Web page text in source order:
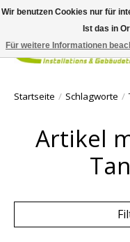
Startseite / Schlagworte /
Artikel
Wir benutzen Cookies nur für
Ist das in
Für weitere Informationen